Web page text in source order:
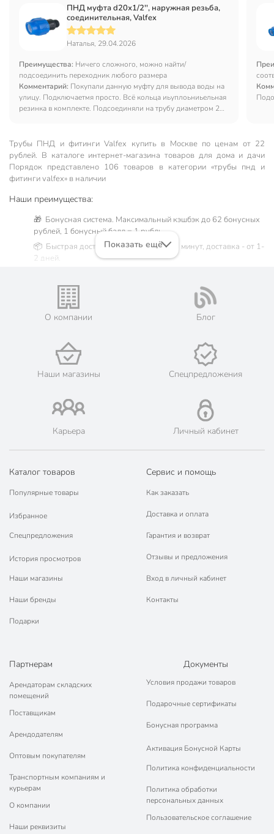
ПНД муфта d20х1/2'', наружная резьба,
соединительная, Valfex
Наталья, 29.04.2026
Преимущества: Ничего сложного, можно найти/
подсоединить переходник любого размера
Комментарий: Покупали данную муфту для вывода воды на
улицу. Подключаетмя просто. Всё кольца иьуплоьниьельная
резинка в комплекте. Подсоединяли на трубу диаметром 2
Трубы ПНД и фитинги Valfex купить в Москве по ценам от 22
рублей. В каталоге интернет-магазина товаров для дома и дачи
Порядок представлено 106 товаров в категории «трубы пнд и
фитинги valfex» в наличии
Наши преимущества:
🎁 Бонусная система. Максимальный кэшбэк до 62 бонусных
рублей, 1 бонусный балл = 1 рубль.
📦 Быстрая доставка. Самовывоз от 60 минут, доставка - от 1-
2 дней.
Жители Московской области могут сделать заказ и оплатить
его онлайн на официальном сайте сети магазинов Порядок.
💳 Оплата: онлайн на сайте интернет-гипермаркета или
🛍 Скидки, акции, распродажи каждый день!
📜 Только оригинальная продукция. Интернет-гипермаркет
Порядок - официальный представитель ведущих мировых
марок.
Показать ещё
О компании Блог
Наши магазины Спецпредложения
Карьера Личный кабинет
Каталог товаров
Популярные товары
Избранное
Спецпредложения
История просмотров
Наши магазины
Наши бренды
Подарки
Сервис и помощь
Как заказать
Доставка и оплата
Гарантия и возврат
Отзывы и предложения
Вход в личный кабинет
Контакты
Партнерам
Арендаторам складских
помещений
Поставщикам
Арендодателям
Оптовым покупателям
Транспортным компаниям и
курьерам
О компании
Наши реквизиты
Документы
Условия продажи товаров
Подарочные сертификаты
Бонусная программа
Активация Бонусной Карты
Политика конфиденциальности
Политика обработки
персональных данных
Пользовательское соглашение